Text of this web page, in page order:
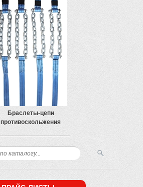
Браслеты-цепи
противоскольжения